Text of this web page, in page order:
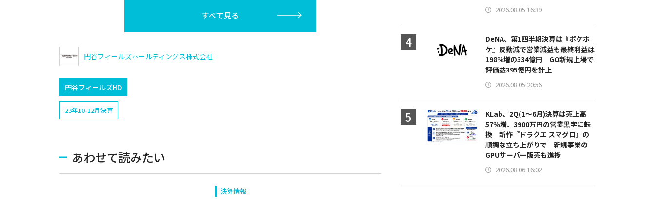
すべて見る
円谷フィールズホールディングス株式会社
円谷フィールズHD
23年10-12月決算
あわせて読みたい
決算情報
2026.08.05 16:39
DeNA、第1四半期決算は『ポケポ
ケ』反動減で営業減益も最終利益は
198%増の334億円 GO新規上場で
評価益395億円を計上
2026.08.05 20:56
KLab、2Q(1～6月)決算は売上高
57％増、3900万円の営業黒字に転
換 新作『ドラクエ スマグロ』の
順調な立ち上がりで 新規事業の
GPUサーバー販売も進捗
2026.08.06 16:02